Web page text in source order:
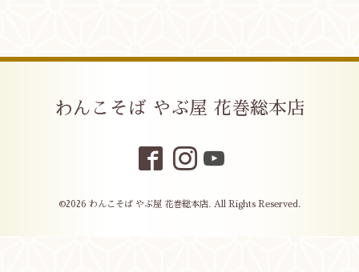
わんこそば やぶ屋 花巻総本店
©2026 わんこそば やぶ屋 花巻総本店. All Rights Reserved.